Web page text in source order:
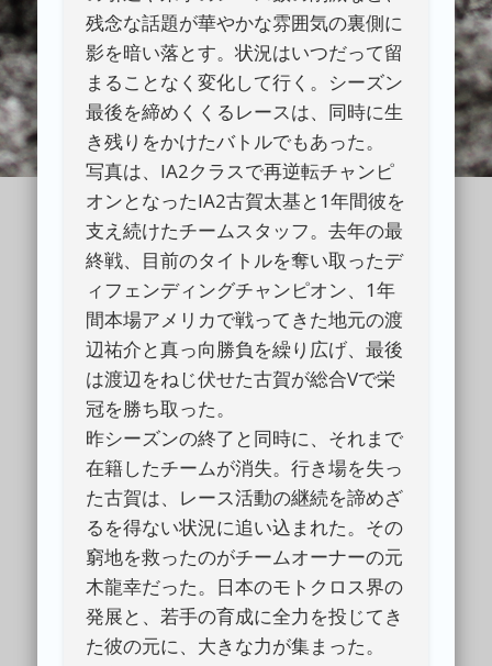
残念な話題が華やかな雰囲気の裏側に
影を暗い落とす。状況はいつだって留
まることなく変化して行く。シーズン
最後を締めくくるレースは、同時に生
き残りをかけたバトルでもあった。
写真は、IA2クラスで再逆転チャンピ
オンとなったIA2古賀太基と1年間彼を
支え続けたチームスタッフ。去年の最
終戦、目前のタイトルを奪い取ったデ
ィフェンディングチャンピオン、1年
間本場アメリカで戦ってきた地元の渡
辺祐介と真っ向勝負を繰り広げ、最後
は渡辺をねじ伏せた古賀が総合Vで栄
冠を勝ち取った。
昨シーズンの終了と同時に、それまで
在籍したチームが消失。行き場を失っ
た古賀は、レース活動の継続を諦めざ
るを得ない状況に追い込まれた。その
窮地を救ったのがチームオーナーの元
木龍幸だった。日本のモトクロス界の
発展と、若手の育成に全力を投じてき
た彼の元に、大きな力が集まった。